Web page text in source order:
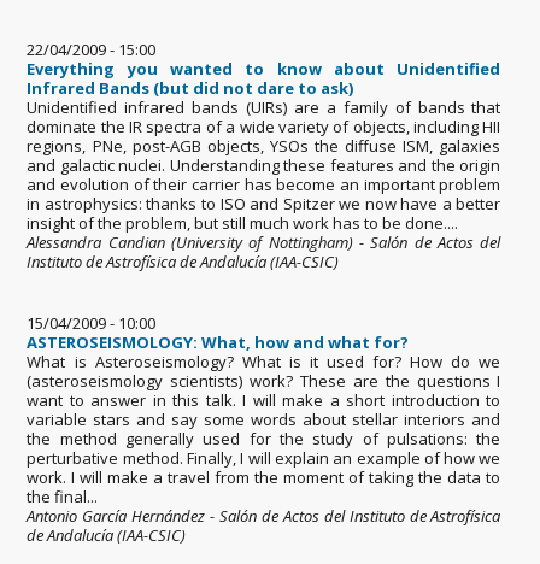
22/04/2009 - 15:00
Everything you wanted to know about Unidentified
Infrared Bands (but did not dare to ask)
Unidentified infrared bands (UIRs) are a family of bands that
dominate the IR spectra of a wide variety of objects, including HII
regions, PNe, post-AGB objects, YSOs the diffuse ISM, galaxies
and galactic nuclei. Understanding these features and the origin
and evolution of their carrier has become an important problem
in astrophysics: thanks to ISO and Spitzer we now have a better
insight of the problem, but still much work has to be done....
Alessandra Candian (University of Nottingham) - Salón de Actos del
Instituto de Astrofísica de Andalucía (IAA-CSIC)
15/04/2009 - 10:00
ASTEROSEISMOLOGY: What, how and what for?
What is Asteroseismology? What is it used for? How do we
(asteroseismology scientists) work? These are the questions I
want to answer in this talk. I will make a short introduction to
variable stars and say some words about stellar interiors and
the method generally used for the study of pulsations: the
perturbative method. Finally, I will explain an example of how we
work. I will make a travel from the moment of taking the data to
the final...
Antonio García Hernández - Salón de Actos del Instituto de Astrofísica
de Andalucía (IAA-CSIC)